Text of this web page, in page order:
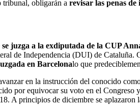
tribunal, obligarán a revisar las penas
se juzga a la exdiputada de la CUP
de Independencia (DUI) de
en Barcelonalo que
en la instrucción del conocido
por equivocar su voto en el
A principios de diciembre se aplazaron